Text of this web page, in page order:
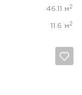
46.11 м 2
11.6 м 2